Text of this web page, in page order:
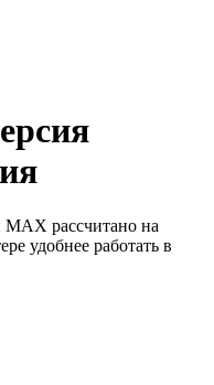
рассчитано на
удобнее работать в